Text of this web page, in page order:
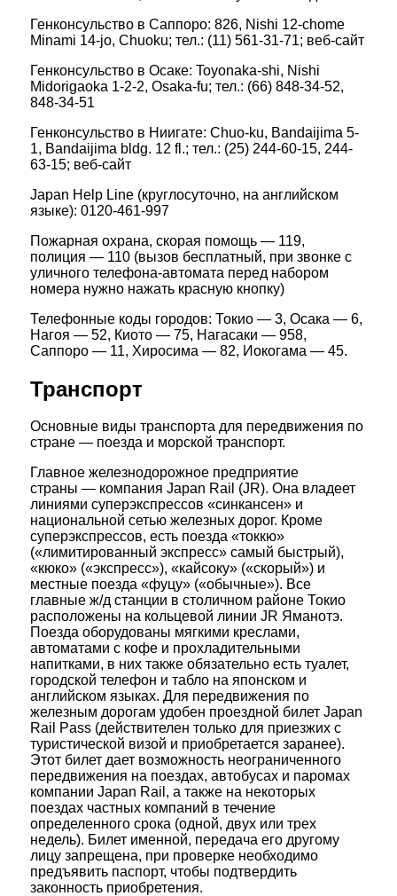
Генконсульство в Саппоро: 826, Nishi 12-chome
Minami 14-jo, Chuoku; тел.: (11) 561-31-71; веб-сайт
Генконсульство в Осаке: Toyonaka-shi, Nishi
Midorigaoka 1-2-2, Osaka-fu; тел.: (66) 848-34-52,
848-34-51
Генконсульство в Ниигате: Chuo-ku, Bandaijima 5-
1, Bandaijima bldg. 12 fl.; тел.: (25) 244-60-15, 244-
63-15; веб-сайт
Japan Help Line (круглосуточно, на английском
языке): 0120-461-997
Пожарная охрана, скорая помощь — 119,
полиция — 110 (вызов бесплатный, при звонке с
уличного телефона-автомата перед набором
номера нужно нажать красную кнопку)
Телефонные коды городов: Токио — 3, Осака — 6,
Нагоя — 52, Киото — 75, Нагасаки — 958,
Саппоро — 11, Хиросима — 82, Иокогама — 45.
Транспорт
Основные виды транспорта для передвижения по
стране — поезда и морской транспорт.
Главное железнодорожное предприятие
страны — компания Japan Rail (JR). Она владеет
линиями суперэкспрессов «синкансен» и
национальной сетью железных дорог. Кроме
суперэкспрессов, есть поезда «токкю»
(«лимитированный экспресс» самый быстрый),
«кюко» («экспресс»), «кайсоку» («скорый») и
местные поезда «фуцу» («обычные»). Все
главные ж/д станции в столичном районе Токио
расположены на кольцевой линии JR Яманотэ.
Поезда оборудованы мягкими креслами,
автоматами с кофе и прохладительными
напитками, в них также обязательно есть туалет,
городской телефон и табло на японском и
английском языках. Для передвижения по
железным дорогам удобен проездной билет Japan
Rail Pass (действителен только для приезжих с
туристической визой и приобретается заранее).
Этот билет дает возможность неограниченного
передвижения на поездах, автобусах и паромах
компании Japan Rail, а также на некоторых
поездах частных компаний в течение
определенного срока (одной, двух или трех
недель). Билет именной, передача его другому
лицу запрещена, при проверке необходимо
предъявить паспорт, чтобы подтвердить
законность приобретения.